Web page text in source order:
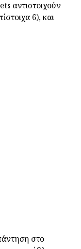
αντιστοιχούν
6), και
στο